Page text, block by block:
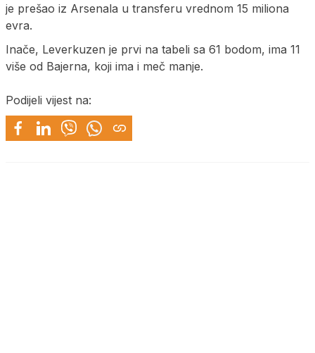
je prešao iz Arsenala u transferu vrednom 15 miliona
evra.
Inače, Leverkuzen je prvi na tabeli sa 61 bodom, ima 11
više od Bajerna, koji ima i meč manje.
Podijeli vijest na: